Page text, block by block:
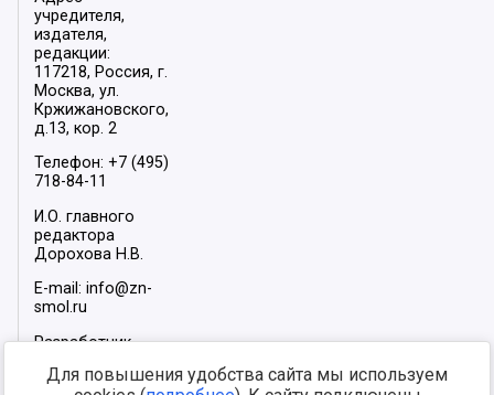
учредителя,
издателя,
редакции:
117218, Россия, г.
Москва, ул.
Кржижановского,
д.13, кор. 2
Телефон: +7 (495)
718-84-11
И.О. главного
редактора
Дорохова Н.В.
E-mail: info@zn-
smol.ru
Разработчик
2026
Для повышения удобства сайта мы используем